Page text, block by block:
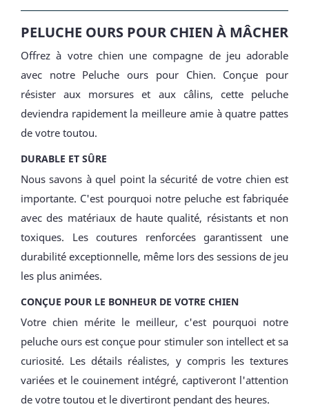
PELUCHE OURS POUR CHIEN À MÂCHER
Offrez à votre chien une compagne de jeu adorable
avec notre Peluche ours pour Chien. Conçue pour
résister aux morsures et aux câlins, cette peluche
deviendra rapidement la meilleure amie à quatre pattes
de votre toutou.
DURABLE ET SÛRE
Nous savons à quel point la sécurité de votre chien est
importante. C'est pourquoi notre peluche est fabriquée
avec des matériaux de haute qualité, résistants et non
toxiques. Les coutures renforcées garantissent une
durabilité exceptionnelle, même lors des sessions de jeu
les plus animées.
CONÇUE POUR LE BONHEUR DE VOTRE CHIEN
Votre chien mérite le meilleur, c'est pourquoi notre
peluche ours est conçue pour stimuler son intellect et sa
curiosité. Les détails réalistes, y compris les textures
variées et le couinement intégré, captiveront l'attention
de votre toutou et le divertiront pendant des heures.